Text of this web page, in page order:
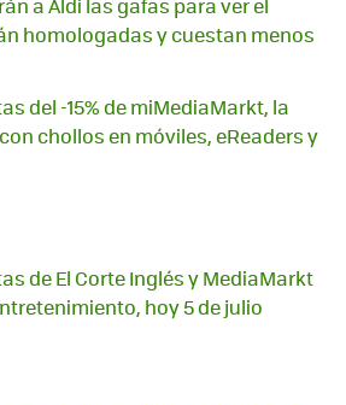
homologadas y cuestan menos
del -15% de miMediaMarkt, la
chollos en móviles, eReaders y
de El Corte Inglés y MediaMarkt
hoy 5 de julio